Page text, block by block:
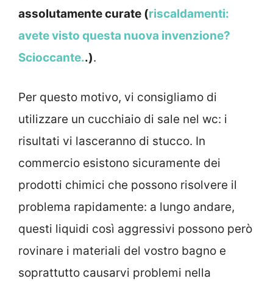
assolutamente curate (riscaldamenti:
avete visto questa nuova invenzione?
Scioccante..).
Per questo motivo, vi consigliamo di
utilizzare un cucchiaio di sale nel wc: i
risultati vi lasceranno di stucco. In
commercio esistono sicuramente dei
prodotti chimici che possono risolvere il
problema rapidamente: a lungo andare,
questi liquidi così aggressivi possono però
rovinare i materiali del vostro bagno e
soprattutto causarvi problemi nella